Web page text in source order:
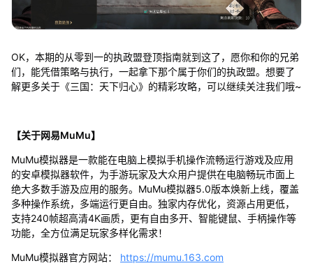
OK，本期的从零到一的执政盟登顶指南就到这了，愿你和你的兄弟
们，能凭借策略与执行，一起拿下那个属于你们的执政盟。想要了
解更多关于《三国：天下归心》的精彩攻略，可以继续关注我们哦~
【关于网易MuMu】
MuMu模拟器是一款能在电脑上模拟手机操作流畅运行游戏及应用
的安卓模拟器软件，为手游玩家及大众用户提供在电脑畅玩市面上
绝大多数手游及应用的服务。MuMu模拟器5.0版本焕新上线，覆盖
多种操作系统，多端运行更自由。独家内存优化，资源占用更低，
支持240帧超高清4K画质，更有自由多开、智能键鼠、手柄操作等
功能，全方位满足玩家多样化需求！
MuMu模拟器官方网站： https://mumu.163.com